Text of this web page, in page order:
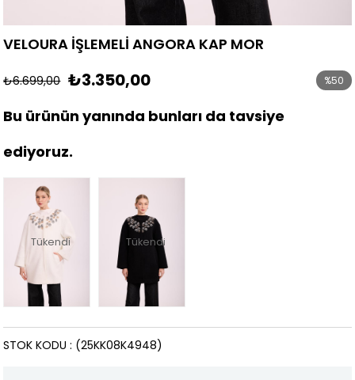
VELOURA İŞLEMELİ ANGORA KAP MOR
₺6.699,00 ₺3.350,00 %50
Bu ürünün yanında bunları da tavsiye
ediyoruz.
Tükendi Tükendi
(25KK08K4948)
STOK KODU